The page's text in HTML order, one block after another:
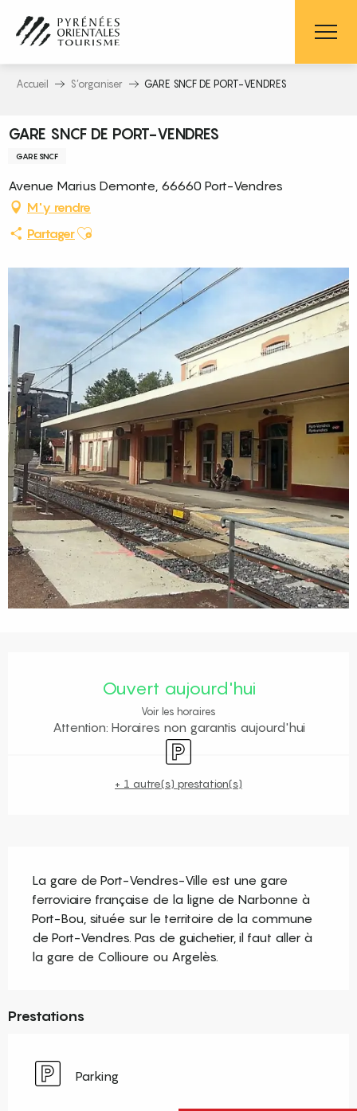
contenu
principal
Accueil S’organiser GARE SNCF DE PORT-VENDRES
GARE SNCF DE PORT-VENDRES
GARE SNCF
Avenue Marius Demonte, 66660 Port-Vendres
M'y rendre
PartagerAjouter aux favoris
Ouvert aujourd'hui
Voir les horaires
Attention: Horaires non garantis aujourd'hui
Parking
+ 1 autre(s) prestation(s)
La gare de Port-Vendres-Ville est une gare
ferroviaire française de la ligne de Narbonne à
Port-Bou, située sur le territoire de la commune
de Port-Vendres. Pas de guichetier, il faut aller à
la gare de Collioure ou Argelès.
Prestations
Parking